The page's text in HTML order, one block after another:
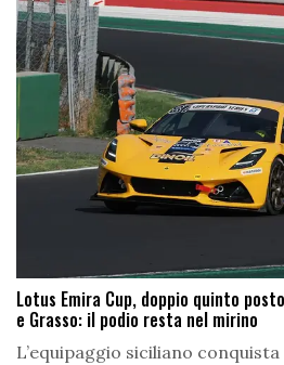
Lotus Emira Cup, doppio quinto
e Grasso: il podio resta nel mirino
L’equipaggio siciliano